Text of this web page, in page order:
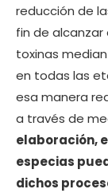
reducción de
fin de
toxinas
en todas las
esa manera
a través de
elaboración,
especias
dichos